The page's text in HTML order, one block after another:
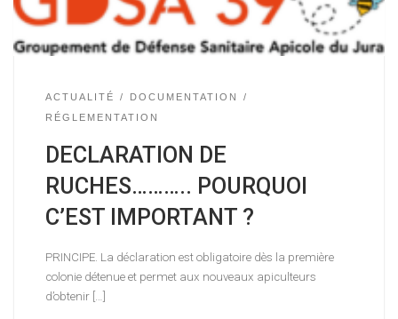
ACTUALITÉ
DOCUMENTATION
RÉGLEMENTATION
DECLARATION DE
RUCHES……….. POURQUOI
C’EST IMPORTANT ?
PRINCIPE. La déclaration est obligatoire dès la première
colonie détenue et permet aux nouveaux apiculteurs
d’obtenir […]